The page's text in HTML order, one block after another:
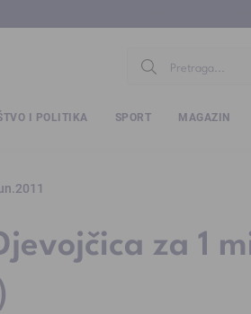
I POLITIKA SPORT MAGAZIN
za 1